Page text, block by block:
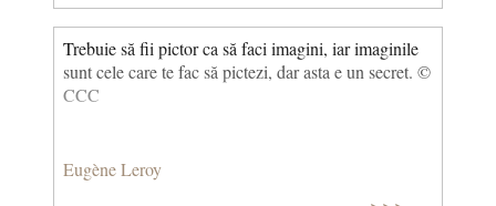
Trebuie să fii pictor ca să faci imagini, iar imaginile
sunt cele care te fac să pictezi, dar asta e un secret. ©
CCC
Eugène Leroy